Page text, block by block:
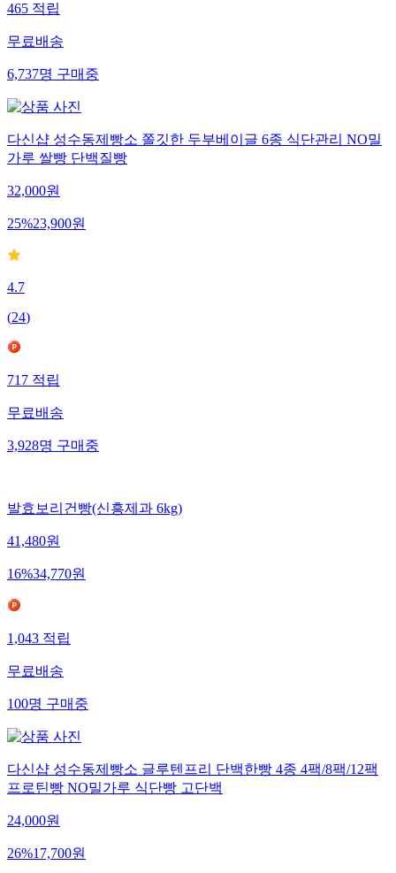
465 적립
무료배송
6,737명 구매중
다신샵 성수동제빵소 쫄깃한 두부베이글 6종 식단관리 NO밀
가루 쌀빵 단백질빵
32,000원
25%23,900원
4.7
(24)
717 적립
무료배송
3,928명 구매중
발효보리건빵(신흥제과 6kg)
41,480원
16%34,770원
1,043적립
무료배송
100명구매중
다신샵 성수동제빵소 글루텐프리 단백한빵 4종 4팩/8팩/12팩
프로틴빵 NO밀가루 식단빵 고단백
24,000원
26%17,700원